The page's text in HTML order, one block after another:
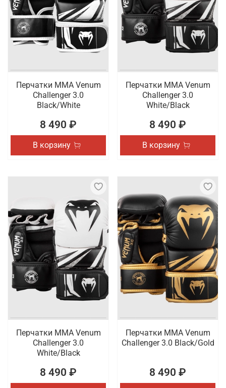
Перчатки ММА Venum
Challenger 3.0
Black/White
8 490 ₽
В корзину
Перчатки ММА Venum
Challenger 3.0
White/Black
8 490 ₽
В корзину
Перчатки ММА Venum
Challenger 3.0
White/Black
8 490 ₽
Перчатки ММА Venum
Challenger 3.0 Black/Gold
8 490 ₽